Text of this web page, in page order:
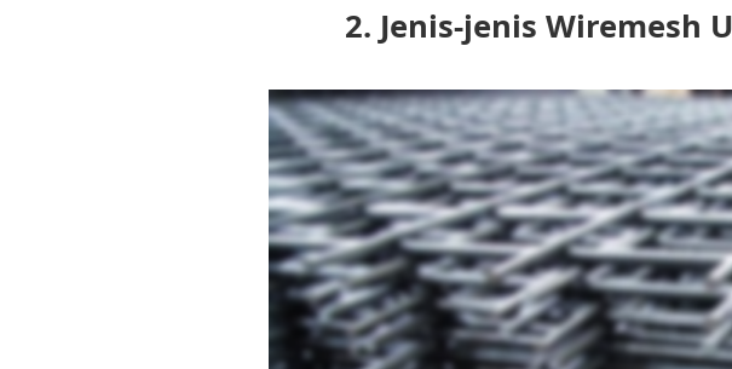
2. Jenis-jenis Wiremesh